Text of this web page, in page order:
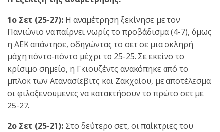
1ο Σετ (25-27): Η αναμέτρηση ξεκίνησε με τον
Πανιώνιο να παίρνει νωρίς το προβάδισμα (4-7), όμως
η ΑΕΚ απάντησε, οδηγώντας το σετ σε μια σκληρή
μάχη πόντο-πόντο μέχρι το 25-25. Σε εκείνο το
κρίσιμο σημείο, η Γκιουζέντς ανακόπηκε από το
μπλοκ των Ατανασίεβιτς και Ζακχαίου, με αποτέλεσμα
οι φιλοξενούμενες να κατακτήσουν το πρώτο σετ με
25-27.
2ο Σετ (25-21): Στο δεύτερο σετ, οι παίκτριες του